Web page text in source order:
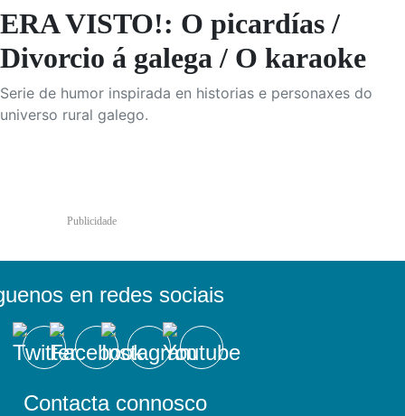
ERA VISTO!: O picardías /
Divorcio á galega / O karaoke
Serie de humor inspirada en historias e personaxes do
universo rural galego.
Publicidade
Contacta connosco
en redes sociais